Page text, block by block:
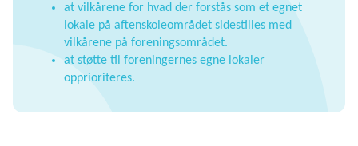
at vilkårene for hvad der forstås som et egnet
lokale på aftenskoleområdet sidestilles med
vilkårene på foreningsområdet.
at støtte til foreningernes egne lokaler
opprioriteres.